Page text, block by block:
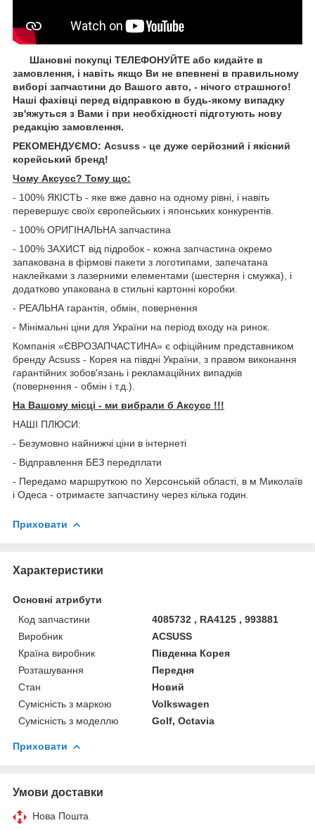
Шановні покупці ТЕЛЕФОНУЙТЕ або кидайте в
замовлення, і навіть якщо Ви не впевнені в правильному
виборі запчастини до Вашого авто, - нічого страшного!
Наші фахівці перед відправкою в будь-якому випадку
зв'яжуться з Вами і при необхідності підготують нову
редакцію замовлення.
РЕКОМЕНДУЄМО: Acsuss - це дуже серйозний і якісний
корейський бренд!
Чому Aксусс? Тому що:
- 100% ЯКІСТЬ - яке вже давно на одному рівні, і навіть
перевершує своїх європейських і японських конкурентів.
- 100% ОРИГІНАЛЬНА запчастина
- 100% ЗАХИСТ від підробок - кожна запчастина окремо
запакована в фірмові пакети з логотипами, запечатана
наклейками з лазерними елементами (шестерня і смужка), і
додатково упакована в стильні картонні коробки.
- РЕАЛЬНА гарантія, обмін, повернення
- Мінімальні ціни для України на період входу на ринок.
Компанія «ЄВРОЗАПЧАСТИНА» є офіційним представником
бренду Acsuss - Корея на півдні України, з правом виконання
гарантійних зобов'язань і рекламаційних випадків
(повернення - обмін і т.д.).
На Вашому місці - ми вибрали б Aксусс !!!
НАШІ ПЛЮСИ:
- Безумовно найнижчі ціни в інтернеті
- Відправлення БЕЗ передплати
- Передамо маршруткою по Херсонській області, в м Миколаїв
і Одеса - отримаєте запчастину через кілька годин.
Приховати
Характеристики
Основні атрибути
Код запчастини
4085732 , RA4125 , 993881
Виробник
ACSUSS
Країна виробник
Південна Корея
Розташування
Передня
Стан
Новий
Сумісність з маркою
Volkswagen
Сумісність з моделлю
Golf, Octavia
Приховати
Умови доставки
Нова Пошта